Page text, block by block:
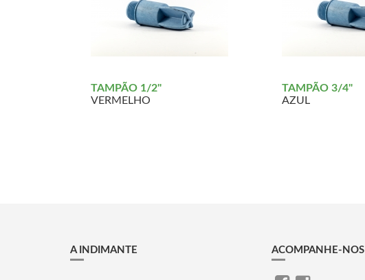
TAMPÃO 1/2"
VERMELHO
TAMPÃO 3/4"
AZUL
A INDIMANTE ACOMPANHE-NOS